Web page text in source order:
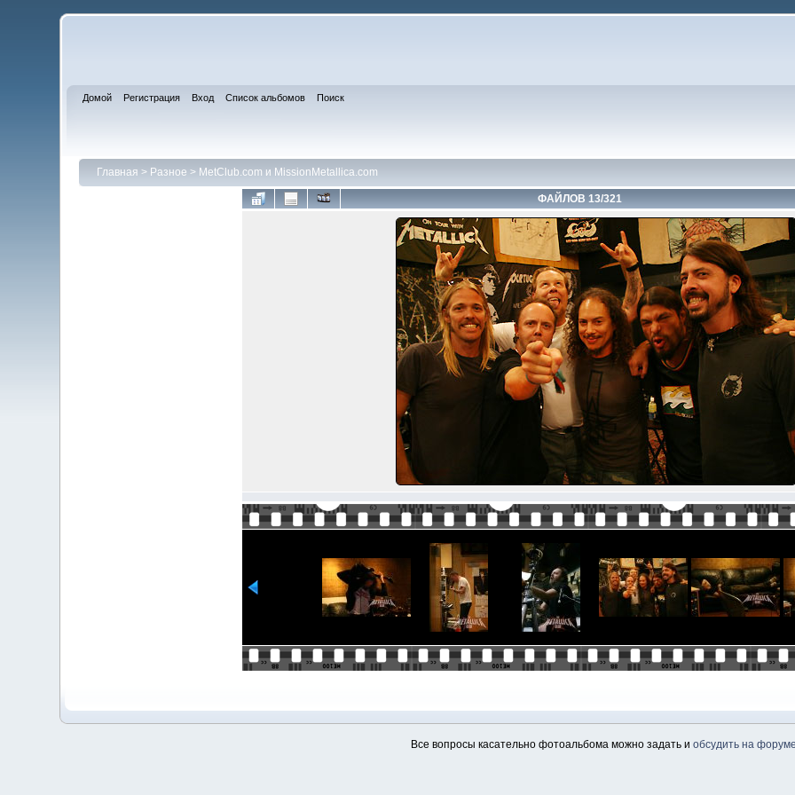
Домой Регистрация Вход Список альбомов Поиск
Главная > Разное > MetClub.com и MissionMetallica.com
ФАЙЛОВ 13/321
Все вопросы касательно фотоальбома можно задать и обсудить на